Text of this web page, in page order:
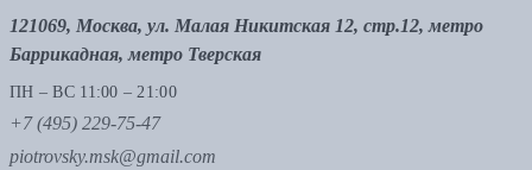
121069, Москва, ул. Малая Никитская 12, стр.12, метро
Баррикадная, метро Тверская
ПН – ВС 11:00 – 21:00
+7 (495) 229-75-47
piotrovsky.msk@gmail.com